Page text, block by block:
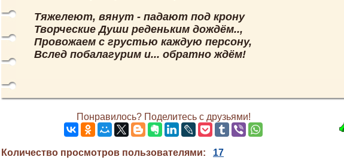
Тяжелеют, вянут - падают под крону
Творческие Души реденьким дождём..,
Провожаем с грустью каждую персону,
Вслед побалагурим и... обратно ждём!
Понравилось? Поделитесь с друзьями!
Количество просмотров пользователями: 17